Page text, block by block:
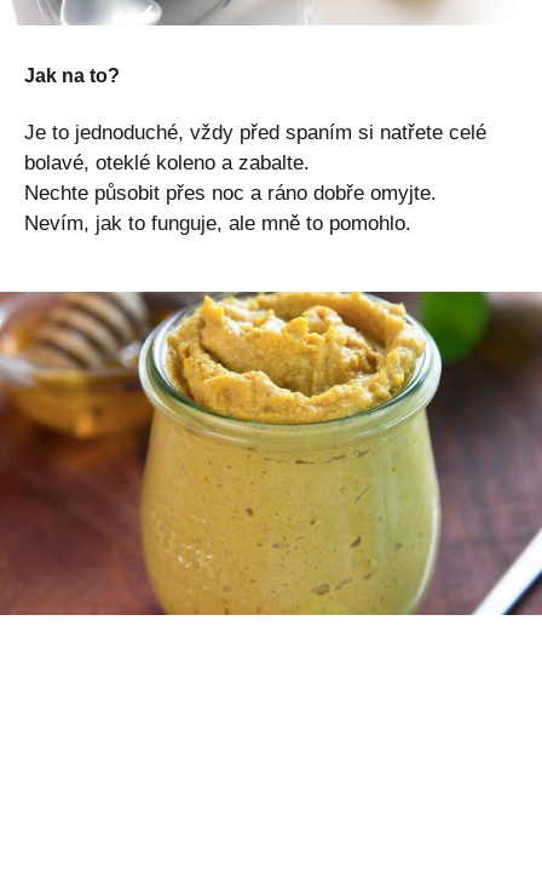
Jak na to?
Je to jednoduché, vždy před spaním si natřete celé
bolavé, oteklé koleno a zabalte.
Nechte působit přes noc a ráno dobře omyjte.
Nevím, jak to funguje, ale mně to pomohlo.